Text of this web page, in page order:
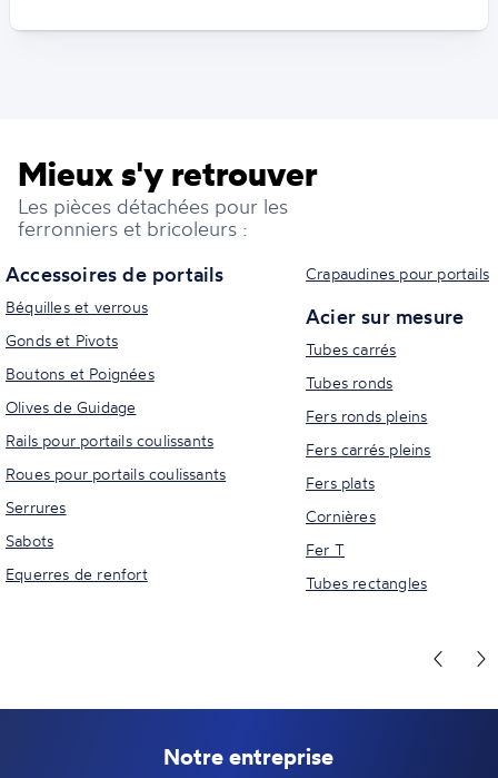
Mieux s'y retrouver
Les pièces détachées pour les
ferronniers et bricoleurs :
Accessoires de portails
Béquilles et verrous
Gonds et Pivots
Boutons et Poignées
Olives de Guidage
Rails pour portails coulissants
Roues pour portails coulissants
Serrures
Sabots
Equerres de renfort
Crapaudines pour portails
Acier sur mesure
Tubes carrés
Tubes ronds
Fers ronds pleins
Fers carrés pleins
Fers plats
Cornières
Fer T
Tubes rectangles
Notre entreprise